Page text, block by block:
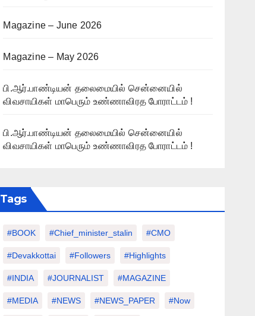
Magazine – June 2026
Magazine – May 2026
பி.ஆர்.பாண்டியன் தலைமையில் சென்னையில்
விவசாயிகள் மாபெரும் உண்ணாவிரத போராட்டம் !
பி.ஆர்.பாண்டியன் தலைமையில் சென்னையில்
விவசாயிகள் மாபெரும் உண்ணாவிரத போராட்டம் !
Tags
#BOOK #chief_minister_stalin #CMO
#devakkottai #followers #highlights
#INDIA #JOURNALIST #MAGAZINE
#MEDIA #NEWS #NEWS_PAPER #Now